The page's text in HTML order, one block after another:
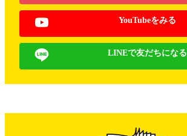
YouTubeをみる
LINEで友だちになる